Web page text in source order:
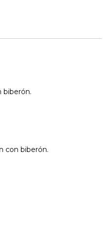
biberón.
con biberón.